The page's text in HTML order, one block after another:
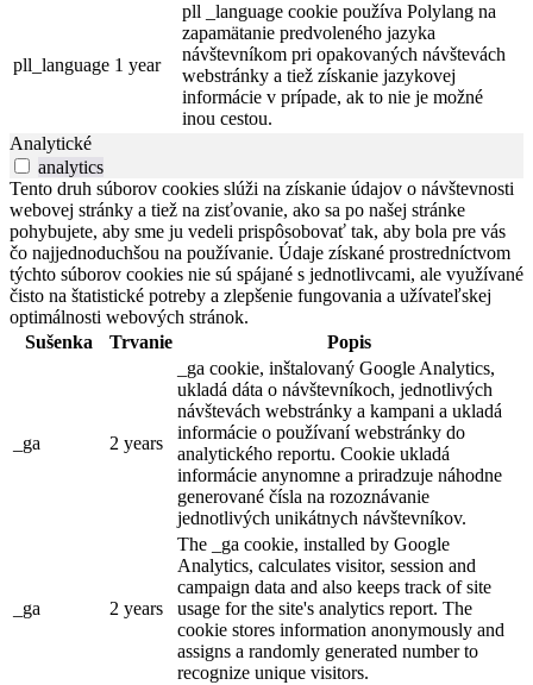
pll_language 1 year
pll _language cookie používa Polylang na
zapamätanie predvoleného jazyka
návštevníkom pri opakovaných návštevách
webstránky a tiež získanie jazykovej
informácie v prípade, ak to nie je možné
inou cestou.
Analytické
analytics
Tento druh súborov cookies slúži na získanie údajov o návštevnosti
webovej stránky a tiež na zisťovanie, ako sa po našej stránke
pohybujete, aby sme ju vedeli prispôsobovať tak, aby bola pre vás
čo najjednoduchšou na používanie. Údaje získané prostredníctvom
týchto súborov cookies nie sú spájané s jednotlivcami, ale využívané
čisto na štatistické potreby a zlepšenie fungovania a užívateľskej
optimálnosti webových stránok.
Sušenka
Trvanie Popis
_ga 2 years
_ga cookie, inštalovaný Google Analytics,
ukladá dáta o návštevníkoch, jednotlivých
návštevách webstránky a kampani a ukladá
informácie o používaní webstránky do
analytického reportu. Cookie ukladá
informácie anynomne a priradzuje náhodne
generované čísla na rozoznávanie
jednotlivých unikátnych návštevníkov.
_ga 2 years
The _ga cookie, installed by Google
Analytics, calculates visitor, session and
campaign data and also keeps track of site
usage for the site's analytics report. The
cookie stores information anonymously and
assigns a randomly generated number to
recognize unique visitors.